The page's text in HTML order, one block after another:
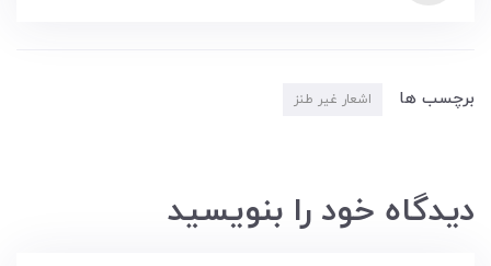
برچسب ها اشعار غیر طنز
دیدگاه خود را بنویسید